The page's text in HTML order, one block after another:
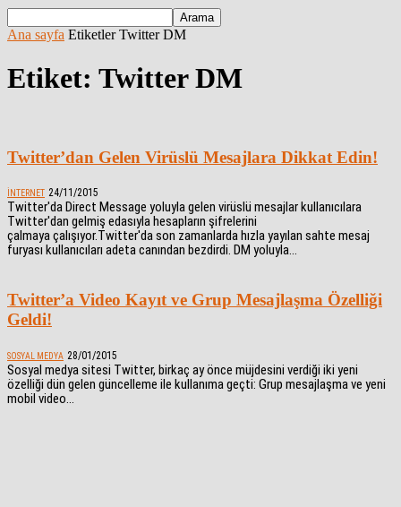
Ana sayfa Etiketler Twitter DM
Etiket: Twitter DM
Twitter’dan Gelen Virüslü Mesajlara Dikkat Edin!
İNTERNET 24/11/2015
Twitter'da Direct Message yoluyla gelen virüslü mesajlar kullanıcılara
Twitter'dan gelmiş edasıyla hesapların şifrelerini
çalmaya çalışıyor.Twitter'da son zamanlarda hızla yayılan sahte mesaj
furyası kullanıcıları adeta canından bezdirdi. DM yoluyla...
Twitter’a Video Kayıt ve Grup Mesajlaşma Özelliği
Geldi!
SOSYAL MEDYA 28/01/2015
Sosyal medya sitesi Twitter, birkaç ay önce müjdesini verdiği iki yeni
özelliği dün gelen güncelleme ile kullanıma geçti: Grup mesajlaşma ve yeni
mobil video...